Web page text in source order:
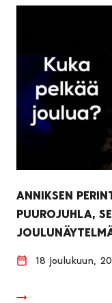
ANNIKSEN
PUUROJUHLA,
18 joulukuun,